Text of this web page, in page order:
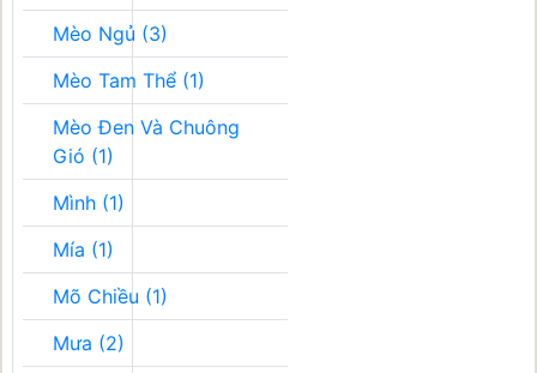
Mèo Ngủ (3)
Mèo Tam Thể (1)
Mèo Đen Và Chuông
Gió (1)
Mình (1)
Mía (1)
Mõ Chiều (1)
Mưa (2)